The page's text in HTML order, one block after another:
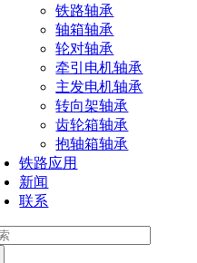
铁路轴承
轴箱轴承
轮对轴承
牵引电机轴承
主发电机轴承
转向架轴承
齿轮箱轴承
抱轴箱轴承
铁路应用
新闻
联系